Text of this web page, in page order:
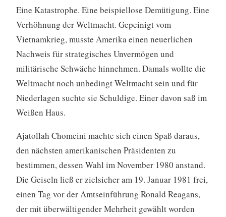
Eine Katastrophe. Eine beispiellose Demütigung. Eine
Verhöhnung der Weltmacht. Gepeinigt vom
Vietnamkrieg, musste Amerika einen neuerlichen
Nachweis für strategisches Unvermögen und
militärische Schwäche hinnehmen. Damals wollte die
Weltmacht noch unbedingt Weltmacht sein und für
Niederlagen suchte sie Schuldige. Einer davon saß im
Weißen Haus.
Ajatollah Chomeini machte sich einen Spaß daraus,
den nächsten amerikanischen Präsidenten zu
bestimmen, dessen Wahl im November 1980 anstand.
Die Geiseln ließ er zielsicher am 19. Januar 1981 frei,
einen Tag vor der Amtseinführung Ronald Reagans,
der mit überwältigender Mehrheit gewählt worden